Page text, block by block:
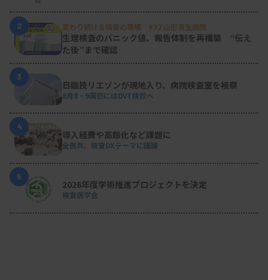
2 変わり続ける検査の現場 #32 山形済生病院
生理検査のパニック値、報告体制を再構築 “伝え
た後”まで確認
3
日臨技リエゾンが現地入り、病院検査室を視察
8月8・9両日にはDVT検診へ
4
導入経費や高齢化など課題に
全医共、検査DXテーマに議論
5
2026年度学術推進プロジェクトを決定
検査医学会